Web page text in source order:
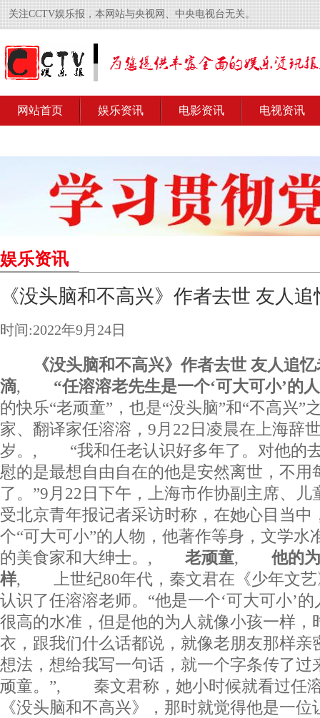
关注CCTV娱乐报，本网站与央视网、中央电视台无关。
网站首页 娱乐资讯 电影资讯 电视资讯
娱乐资讯
《没头脑和不高兴》作者去世 友人
时间:2022年9月24日
《没头脑和不高兴》作者去世 友人追忆
滴, “任溶溶老先生是一个‘可大可小’的
的快乐“老顽童”，也是“没头脑”和“不高兴”
家、翻译家任溶溶，9月22日凌晨在上海辞
岁。, “我和任老认识好多年了。对他的
慰的是最想自由自在的他是安然离世，不用
了。”9月22日下午，上海市作协副主席、
受北京青年报记者采访时称，在她心目当中
个“可大可小”的人物，他著作等身，文学水
的美食家和大绅士。, 老顽童, 他的为
样, 上世纪80年代，秦文君在《少年文艺
认识了任溶溶老师。“他是一个‘可大可小’
很高的水准，但是他的为人就像小孩一样，
衣，跟我们什么话都说，就像老朋友那样亲
想法，想给我写一句话，就一个字条传了过
顽童。”, 秦文君称，她小时候就看过任
《没头脑和不高兴》，那时就觉得他是一